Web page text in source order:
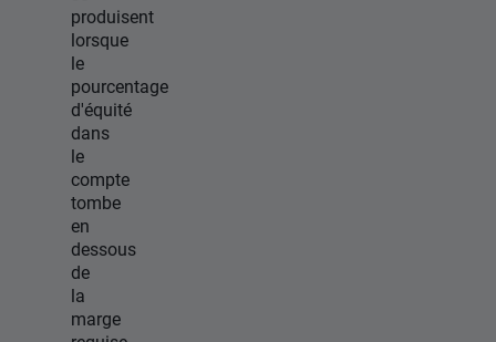
produisent
lorsque
le
pourcentage
d'équité
dans
le
compte
tombe
en
dessous
de
la
marge